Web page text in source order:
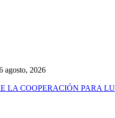
agosto, 2026
LA COOPERACIÓN PARA